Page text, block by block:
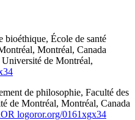
bioéthique, École de santé
Montréal, Canada
Université de Montréal,
de philosophie, Faculté des
de Montréal, Montréal, Canada
ror.org/0161xgx34